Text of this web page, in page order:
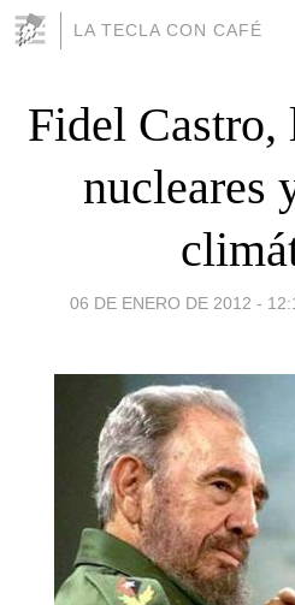
LA TECLA CON CAFÉ
Fidel Castro,
nucleares
06 DE ENERO DE 2012 -